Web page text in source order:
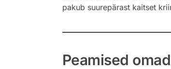
pakub suurepärast kaitset
Peamised